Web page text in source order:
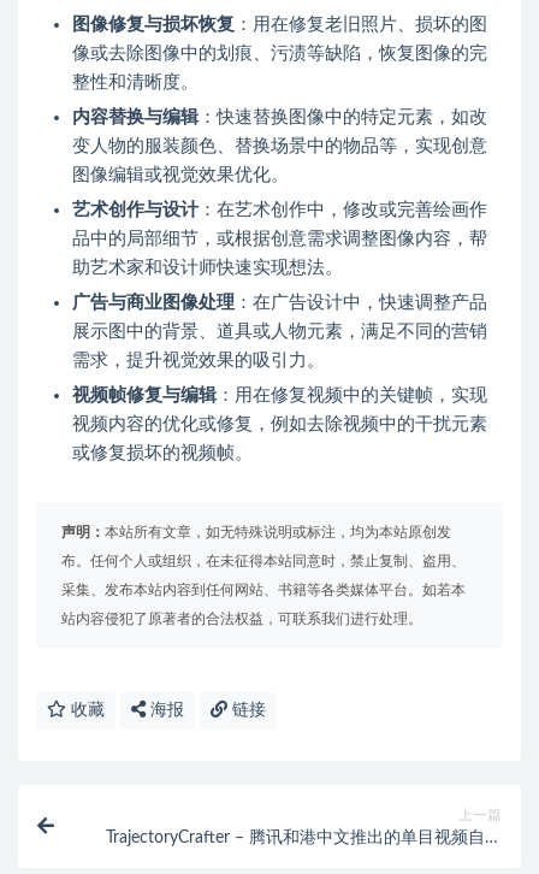
图像修复与损坏恢复 ：用在修复老旧照片、损坏的图
像或去除图像中的划痕、污渍等缺陷，恢复图像的完
整性和清晰度。
内容替换与编辑：快速替换图像中的特定元素，如改
变人物的服装颜色、替换场景中的物品等，实现创意
图像编辑或视觉效果优化。
艺术创作与设计：在艺术创作中，修改或完善绘画作
品中的局部细节，或根据创意需求调整图像内容，帮
助艺术家和设计师快速实现想法。
广告与商业图像处理 ：在广告设计中，快速调整产品
展示图中的背景、道具或人物元素，满足不同的营销
需求，提升视觉效果的吸引力。
视频帧修复与编辑：用在修复视频中的关键帧，实现
视频内容的优化或修复，例如去除视频中的干扰元素
或修复损坏的视频帧。
声明： 本站所有文章，如无特殊说明或标注，均为本站原创发
布。任何个人或组织，在未征得本站同意时，禁止复制、盗用、
采集、发布本站内容到任何网站、书籍等各类媒体平台。如若本
站内容侵犯了原著者的合法权益，可联系我们进行处理。
收藏 海报 链接
上一篇
TrajectoryCrafter – 腾讯和港中文推出的单目视频自由